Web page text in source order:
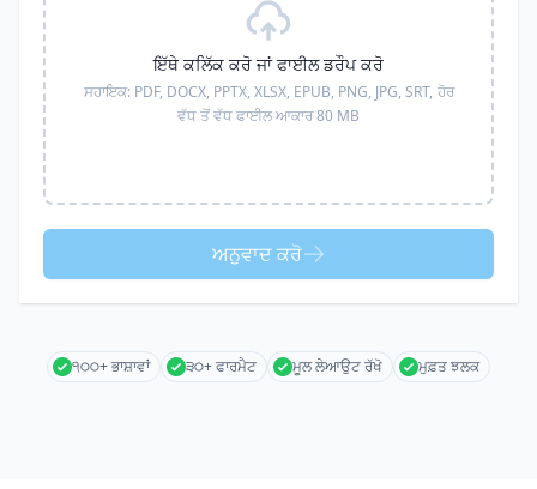
ਇੱਥੇ ਕਲਿੱਕ ਕਰੋ ਜਾਂ ਫਾਈਲ ਡਰੌਪ ਕਰੋ
ਸਹਾਇਕ: PDF, DOCX, PPTX, XLSX, EPUB, PNG, JPG, SRT, ਹੋਰ
ਵੱਧ ਤੋਂ ਵੱਧ ਫਾਈਲ ਆਕਾਰ 80 MB
ਅਨੁਵਾਦ ਕਰੋ
੧੦੦+ ਭਾਸ਼ਾਵਾਂ ੩੦+ ਫਾਰਮੈਟ ਮੂਲ ਲੇਆਉਟ ਰੱਖੋ ਮੁਫ਼ਤ ਝਲਕ